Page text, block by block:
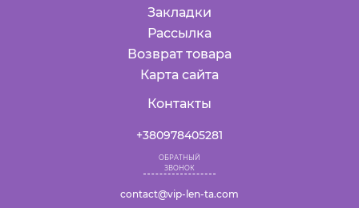
Закладки
Рассылка
Возврат товара
Карта сайта
Контакты
+380978405281
ОБРАТНЫЙ
ЗВОНОК
contact@vip-len-ta.com